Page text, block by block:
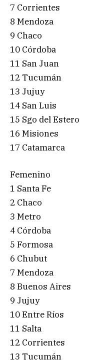
7 Corrientes
8 Mendoza
9 Chaco
10 Córdoba
11 San Juan
12 Tucumán
13 Jujuy
14 San Luis
15 Sgo del Estero
16 Misiones
17 Catamarca
Femenino
1 Santa Fe
2 Chaco
3 Metro
4 Córdoba
5 Formosa
6 Chubut
7 Mendoza
8 Buenos Aires
9 Jujuy
10 Entre Ríos
11 Salta
12 Corrientes
13 Tucumán